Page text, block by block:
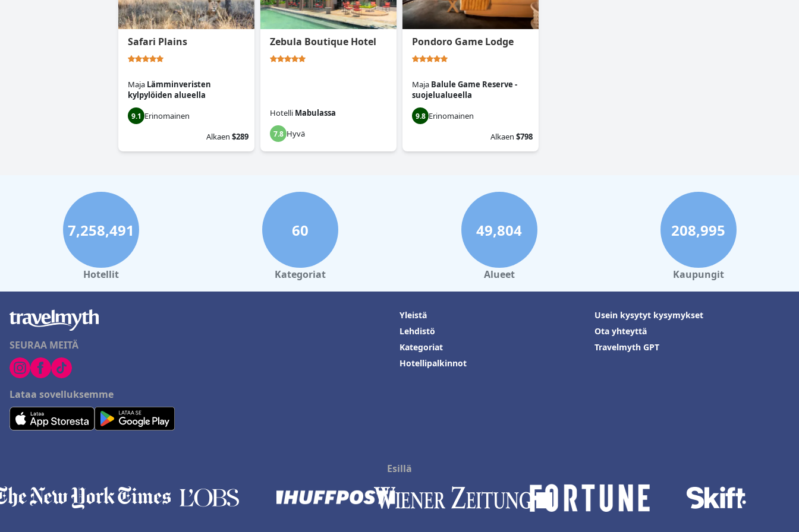
Safari Plains
Maja Lämminveristen
kylpylöiden alueella
9.1 Erinomainen
Alkaen $289
Zebula Boutique Hotel
Hotelli Mabulassa
7.8 Hyvä
Pondoro Game Lodge
Maja Balule Game Reserve -
suojelualueella
9.8 Erinomainen
Alkaen $798
7,258,491
Hotellit
60
Kategoriat
49,804
Alueet
208,995
Kaupungit
SEURAA MEITÄ
Lataa sovelluksemme
Yleistä
Lehdistö
Kategoriat
Hotellipalkinnot
Usein kysytyt kysymykset
Ota yhteyttä
Travelmyth GPT
Esillä